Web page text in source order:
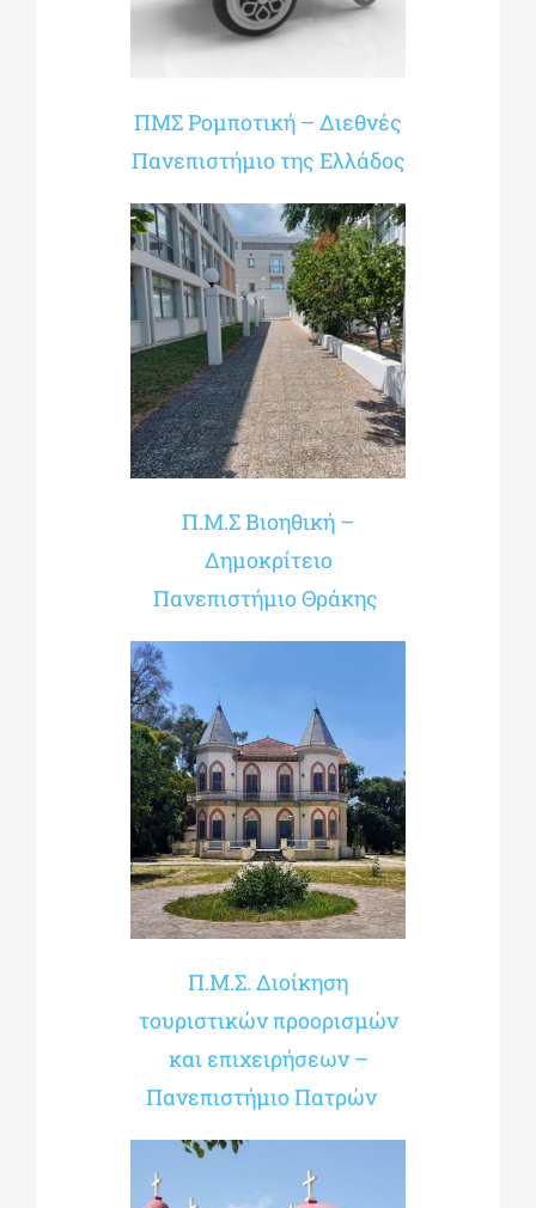
ΠΜΣ Ρομποτική – Διεθνές
Πανεπιστήμιο της Ελλάδος
Π.Μ.Σ Βιοηθική –
Δημοκρίτειο
Πανεπιστήμιο Θράκης
Π.Μ.Σ. Διοίκηση
τουριστικών προορισμών
και επιχειρήσεων –
Πανεπιστήμιο Πατρών